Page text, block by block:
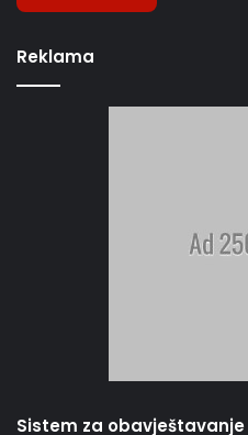
Reklama
Sistem za obavještavanje